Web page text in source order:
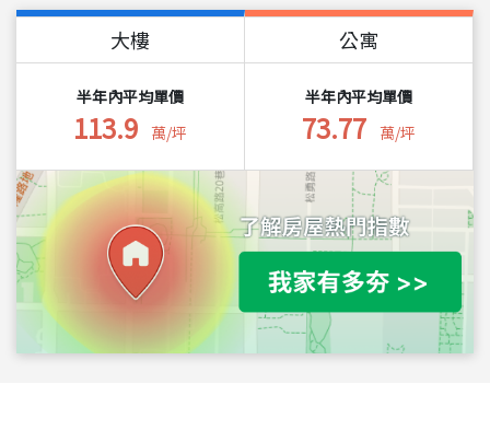
大樓
半年內平均單價
113.9 萬/坪
公寓
半年內平均單價
73.77 萬/坪